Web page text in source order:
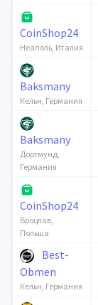
CoinShop24
Неаполь, Италия
Baksmany
Кельн, Германия
Baksmany
Дортмунд,
Германия
CoinShop24
Вроцлав,
Польша
Best-
Obmen
Кельн, Германия